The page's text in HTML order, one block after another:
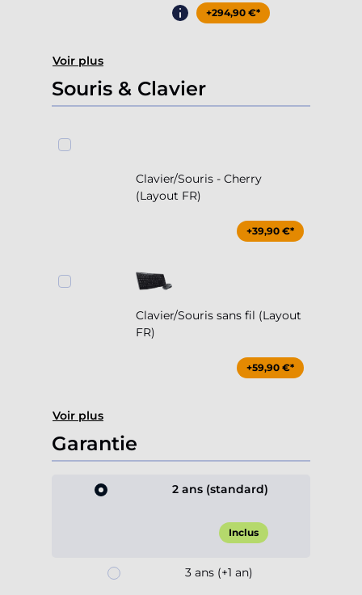
+294,90 €*
Voir plus
Souris & Clavier
Clavier/Souris - Cherry
(Layout FR)
+39,90 €*
Clavier/Souris sans fil (Layout
FR)
+59,90 €*
Voir plus
Garantie
2 ans (standard)
Inclus
3 ans (+1 an)